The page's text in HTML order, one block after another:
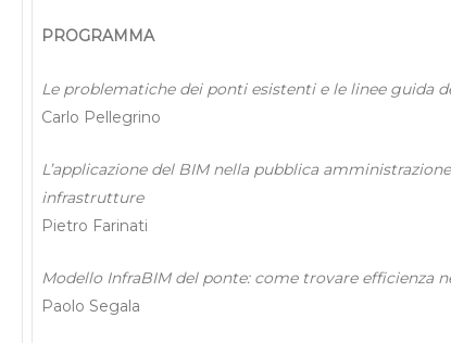
PROGRAMMA
Le problematiche dei ponti esistenti e le linee guida
Carlo Pellegrino
L’applicazione del BIM nella pubblica
infrastrutture
Pietro Farinati
Modello InfraBIM del ponte: come trovare efficienza
Paolo Segala